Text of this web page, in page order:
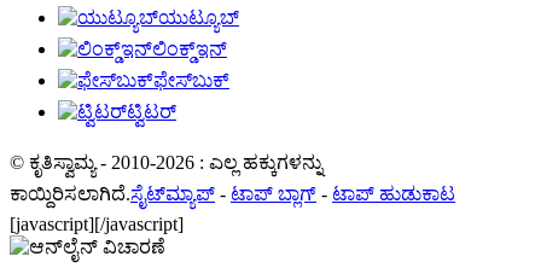
ಯುಟ್ಯೂಬ್
ಲಿಂಕ್ಡ್ಇನ್
ಫೇಸ್‌ಬುಕ್
ಟ್ವಿಟರ್
© ಕೃತಿಸ್ವಾಮ್ಯ - 2010-2026 : ಎಲ್ಲ ಹಕ್ಕುಗಳನ್ನು
ಕಾಯ್ದಿರಿಸಲಾಗಿದೆ.ಸೈಟ್‌ಮ್ಯಾಪ್ - ಟಾಪ್ ಬ್ಲಾಗ್ - ಟಾಪ್ ಹುಡುಕಾಟ
[javascript][/javascript]